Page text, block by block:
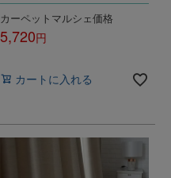
カーペットマルシェ価格
5,720
カートに入れる